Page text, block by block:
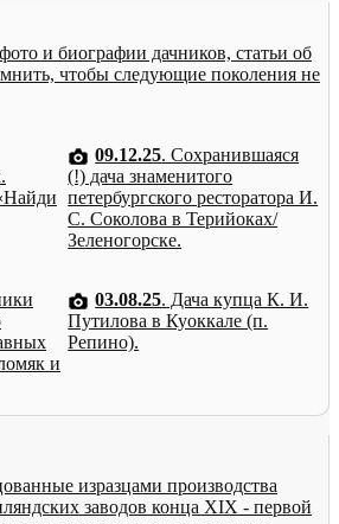
и биографии дачников, статьи об
чтобы следующие поколения не
09.12.25. Сохранившаяся
(!) дача знаменитого
петербургского ресторатора И.
С. Соколова в Терийоках/
Зеленогорске.
и
03.08.25. Дача купца К. И.
Путилова в Куоккале (п.
Репино).
изразцами производства
заводов конца XIX - первой